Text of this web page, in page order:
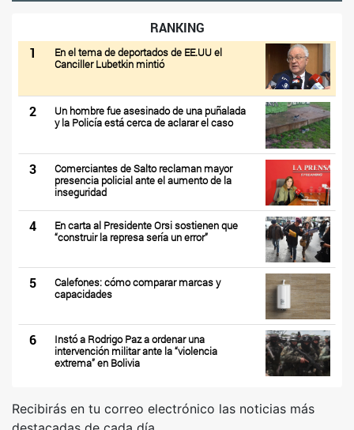
RANKING
1
En el tema de deportados de EE.UU el
Canciller Lubetkin mintió
2
Un hombre fue asesinado de una puñalada
y la Policía está cerca de aclarar el caso
3
Comerciantes de Salto reclaman mayor
presencia policial ante el aumento de la
inseguridad
4
En carta al Presidente Orsi sostienen que
“construir la represa sería un error”
5
Calefones: cómo comparar marcas y
capacidades
6
Instó a Rodrigo Paz a ordenar una
intervención militar ante la “violencia
extrema” en Bolivia
Recibirás en tu correo electrónico las noticias más